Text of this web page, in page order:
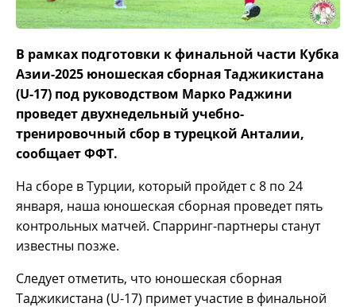
В рамках подготовки к финальной части Кубка
Азии-2025 юношеская сборная Таджикистана
(U-17) под руководством Марко Раджини
проведет двухнедельный учебно-
тренировочный сбор в турецкой Анталии,
сообщает ФФТ.
На сборе в Турции, который пройдет с 8 по 24
января, наша юношеская сборная проведет пять
контрольных матчей. Спарринг-партнеры станут
известны позже.
Следует отметить, что юношеская сборная
Таджикистана (U-17) примет участие в финальной